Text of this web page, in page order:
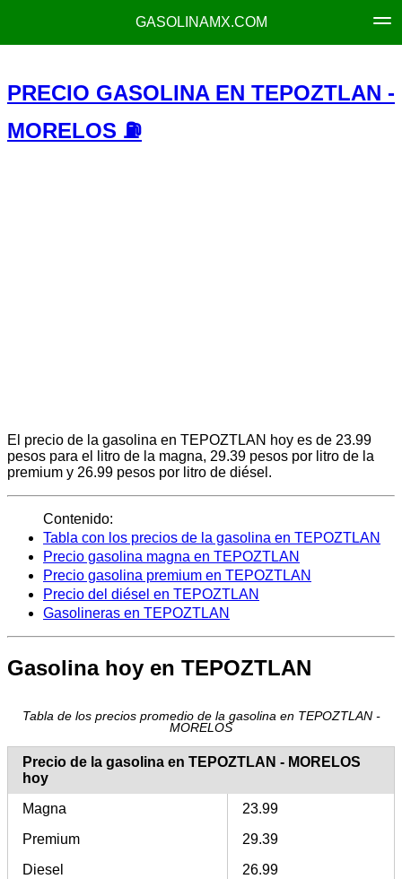
GASOLINAMX.COM
PRECIO GASOLINA EN TEPOZTLAN -
MORELOS ⛽
El precio de la gasolina en TEPOZTLAN hoy es de 23.99
pesos para el litro de la magna, 29.39 pesos por litro de la
premium y 26.99 pesos por litro de diésel.
Contenido:
Tabla con los precios de la gasolina en TEPOZTLAN
Precio gasolina magna en TEPOZTLAN
Precio gasolina premium en TEPOZTLAN
Precio del diésel en TEPOZTLAN
Gasolineras en TEPOZTLAN
Gasolina hoy en TEPOZTLAN
Tabla de los precios promedio de la gasolina en TEPOZTLAN -
MORELOS
Precio de la gasolina en TEPOZTLAN - MORELOS
hoy
Magna
23.99
Premium
29.39
Diesel
26.99